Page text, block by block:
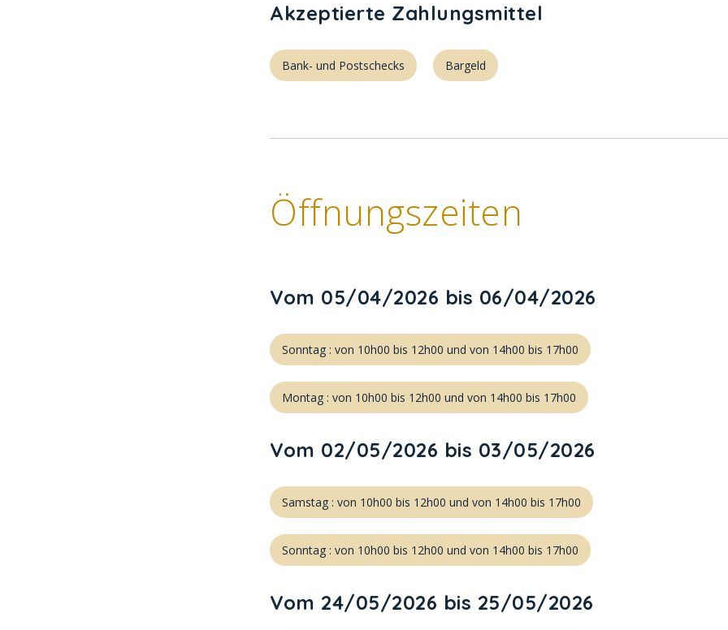
Akzeptierte Zahlungsmittel
Bank- und Postschecks Bargeld
Öffnungszeiten
Vom 05/04/2026 bis 06/04/2026
Sonntag : von 10h00 bis 12h00 und von 14h00 bis 17h00
Montag : von 10h00 bis 12h00 und von 14h00 bis 17h00
Vom 02/05/2026 bis 03/05/2026
Samstag : von 10h00 bis 12h00 und von 14h00 bis 17h00
Sonntag : von 10h00 bis 12h00 und von 14h00 bis 17h00
Vom 24/05/2026 bis 25/05/2026